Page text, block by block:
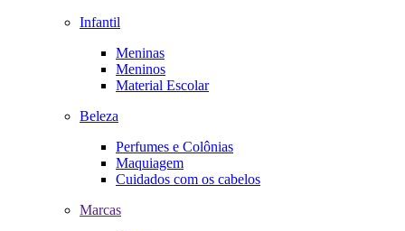
Infantil
Meninas
Meninos
Material Escolar
Beleza
Perfumes e Colônias
Maquiagem
Cuidados com os cabelos
Marcas